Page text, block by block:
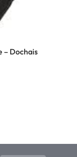
– Dochais